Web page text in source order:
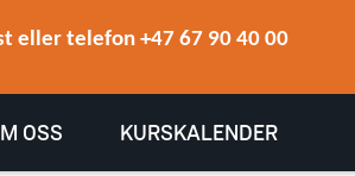
eller telefon +47 67 90 40 00
OSS KURSKALENDER